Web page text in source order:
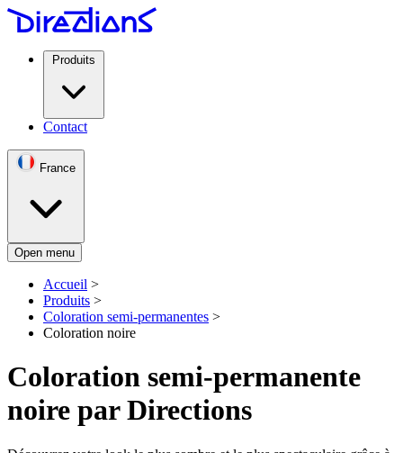
Produits
Contact
France
Open menu
Accueil >
Produits >
Coloration semi-permanentes >
Coloration noire
Coloration semi-permanente
noire par Directions